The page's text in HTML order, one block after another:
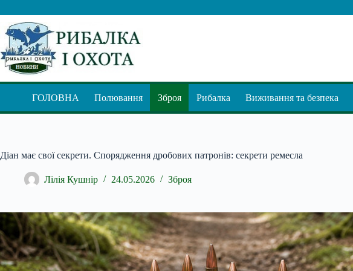
до
вмісту
ГОЛОВНА Полювання Зброя Рибалка Виживання та безпека
Діан має свої секрети. Спорядження дробових патронів: секрети ремесла
Лілія Кушнір 24.05.2026 Зброя